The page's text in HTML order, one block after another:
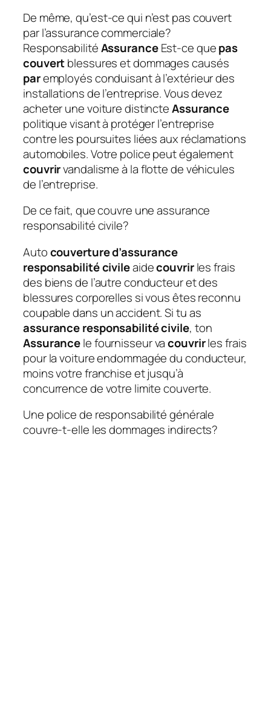
De même, qu’est-ce qui n’est pas couvert
par l’assurance commerciale?
ResponsabilitéAssuranceEst-ce quepas
couvertblessures et dommages causés
paremployés conduisant à l’extérieur des
installations de l’entreprise. Vous devez
acheter une voiture distincteAssurance
politique visant à protéger l’entreprise
contre les poursuites liées aux réclamations
automobiles. Votre police peut également
couvrirvandalisme à la flotte de véhicules
de l’entreprise.
De ce fait, que couvre une assurance
responsabilité civile?
Autocouverture d’assurance
responsabilité civileaidecouvrirles frais
des biens de l’autre conducteur et des
blessures corporelles si vous êtes reconnu
coupable dans un accident. Si tu as
assurance responsabilité civile, ton
Assurancele fournisseur vacouvrirles frais
pour la voiture endommagée du conducteur,
moins votre franchise et jusqu’à
concurrence de votre limite couverte.
Une police de responsabilité générale
couvre-t-elle les dommages indirects?